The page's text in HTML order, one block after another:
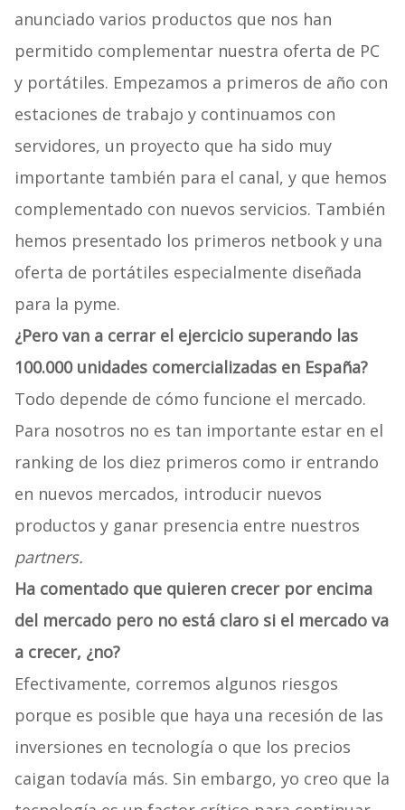
anunciado varios productos que nos han
permitido complementar nuestra oferta de PC
y portátiles. Empezamos a primeros de año con
estaciones de trabajo y continuamos con
servidores, un proyecto que ha sido muy
importante también para el canal, y que hemos
complementado con nuevos servicios. También
hemos presentado los primeros netbook y una
oferta de portátiles especialmente diseñada
para la pyme.
¿Pero van a cerrar el ejercicio superando las
100.000 unidades comercializadas en España?
Todo depende de cómo funcione el mercado.
Para nosotros no es tan importante estar en el
ranking de los diez primeros como ir entrando
en nuevos mercados, introducir nuevos
productos y ganar presencia entre nuestros
partners.
Ha comentado que quieren crecer por encima
del mercado pero no está claro si el mercado va
a crecer, ¿no?
Efectivamente, corremos algunos riesgos
porque es posible que haya una recesión de las
inversiones en tecnología o que los precios
caigan todavía más. Sin embargo, yo creo que la